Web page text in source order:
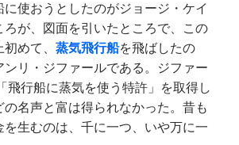
に使おうとしたのがジョージ・ケイ
ろが、図面を引いたところで、この
めて、 蒸気飛行船を飛ばしたの
ンリ・ジファールである。ジファー
飛行船に蒸気を使う特許」を取得し
の名声と富は得られなかった。昔も
を生むのは、千に一つ、いや万に一